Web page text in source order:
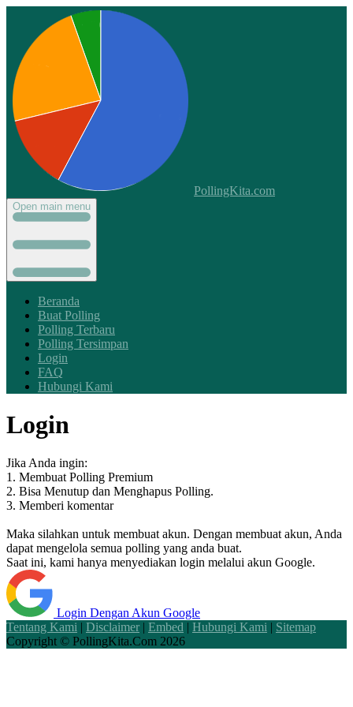
PollingKita.com
Open main menu
Beranda
Buat Polling
Polling Terbaru
Polling Tersimpan
Login
FAQ
Hubungi Kami
Login
Jika Anda ingin:
1. Membuat Polling Premium
2. Bisa Menutup dan Menghapus Polling.
3. Memberi komentar
Maka silahkan untuk membuat akun. Dengan membuat akun, Anda
dapat mengelola semua polling yang anda buat.
Saat ini, kami hanya menyediakan login melalui akun Google.
Login Dengan Akun Google
Tentang Kami | Disclaimer | Embed | Hubungi Kami | Sitemap
Copyright © PollingKita.Com 2026